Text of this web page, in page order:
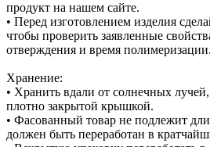
продукт на нашем сайте.
• Перед изготовлением изделия
чтобы проверить заявленные
отверждения и время полимеризации.
Хранение:
• Хранить вдали от солнечных
плотно закрытой крышкой.
• Фасованный товар не подлежит
должен быть переработан в